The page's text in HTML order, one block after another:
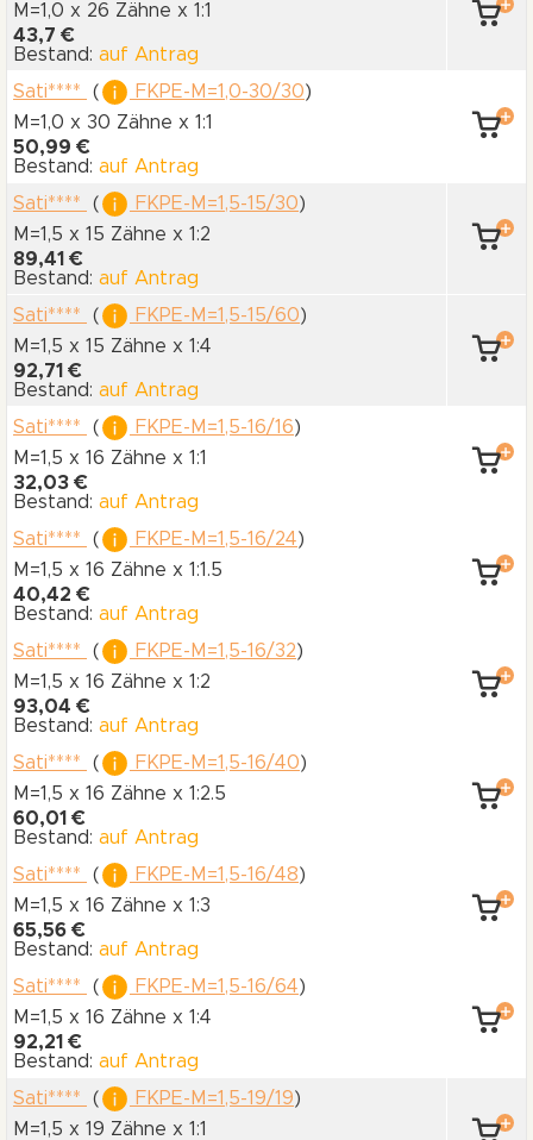
M=1,0 x 26 Zähne x 1:1
43,7 €
Bestand: auf Antrag
Sati****
( FKPE-M=1,0-30/30)
M=1,0 x 30 Zähne x 1:1
50,99 €
Bestand: auf Antrag
Sati****
( FKPE-M=1,5-15/30)
M=1,5 x 15 Zähne x 1:2
89,41 €
Bestand: auf Antrag
Sati****
( FKPE-M=1,5-15/60)
M=1,5 x 15 Zähne x 1:4
92,71 €
Bestand: auf Antrag
Sati****
( FKPE-M=1,5-16/16)
M=1,5 x 16 Zähne x 1:1
32,03 €
Bestand: auf Antrag
Sati****
( FKPE-M=1,5-16/24)
M=1,5 x 16 Zähne x 1:1.5
40,42 €
Bestand: auf Antrag
Sati****
( FKPE-M=1,5-16/32)
M=1,5 x 16 Zähne x 1:2
93,04 €
Bestand: auf Antrag
Sati****
( FKPE-M=1,5-16/40)
M=1,5 x 16 Zähne x 1:2.5
60,01 €
Bestand: auf Antrag
Sati****
( FKPE-M=1,5-16/48)
M=1,5 x 16 Zähne x 1:3
65,56 €
Bestand: auf Antrag
Sati****
( FKPE-M=1,5-16/64)
M=1,5 x 16 Zähne x 1:4
92,21 €
Bestand: auf Antrag
Sati****
( FKPE-M=1,5-19/19)
M=1,5 x 19 Zähne x 1:1